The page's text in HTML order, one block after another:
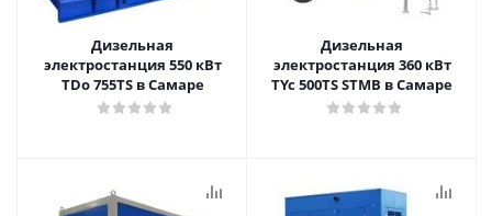
Дизельная
электростанция 550 кВт
TDo 755TS в Самаре
Дизельная
электростанция 360 кВт
TYc 500TS STMB в Самаре